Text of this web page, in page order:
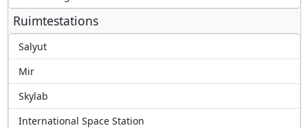
Ruimtestations
Salyut
Mir
Skylab
International Space Station